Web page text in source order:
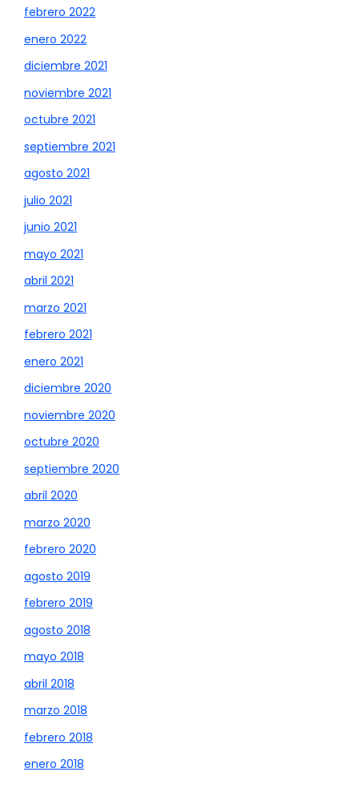
febrero 2022
enero 2022
diciembre 2021
noviembre 2021
octubre 2021
septiembre 2021
agosto 2021
julio 2021
junio 2021
mayo 2021
abril 2021
marzo 2021
febrero 2021
enero 2021
diciembre 2020
noviembre 2020
octubre 2020
septiembre 2020
abril 2020
marzo 2020
febrero 2020
agosto 2019
febrero 2019
agosto 2018
mayo 2018
abril 2018
marzo 2018
febrero 2018
enero 2018